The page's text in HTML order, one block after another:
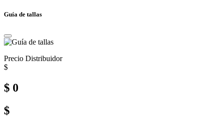
Guía de tallas
Precio Distribuidor
$
$ 0
$